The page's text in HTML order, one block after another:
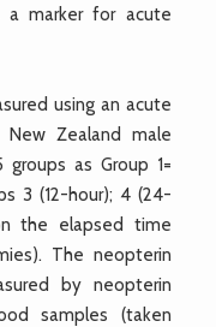
a marker for acute
using an acute
Zealand male
as Group 1=
3 (12-hour); 4 (24-
the elapsed time
The neopterin
by neopterin
samples (taken